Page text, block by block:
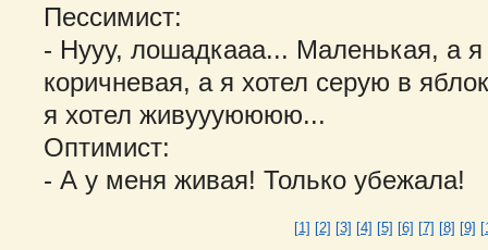
Пессимист:
- Hyyy, лошадкааа... Маленькая, а
коричневая, а я хотел серую в
я хотел живyyyюююю...
Оптимист:
- А y меня живая! Только убежала!
[1] [2] [3] [4] [5] [6] [7] [8] [9]